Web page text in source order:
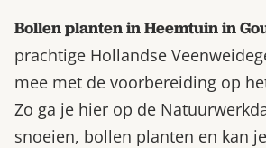
Bollen planten in Heemtuin in
prachtige Hollandse
mee met de voorbereiding op
Zo ga je hier op de
snoeien, bollen planten en kan